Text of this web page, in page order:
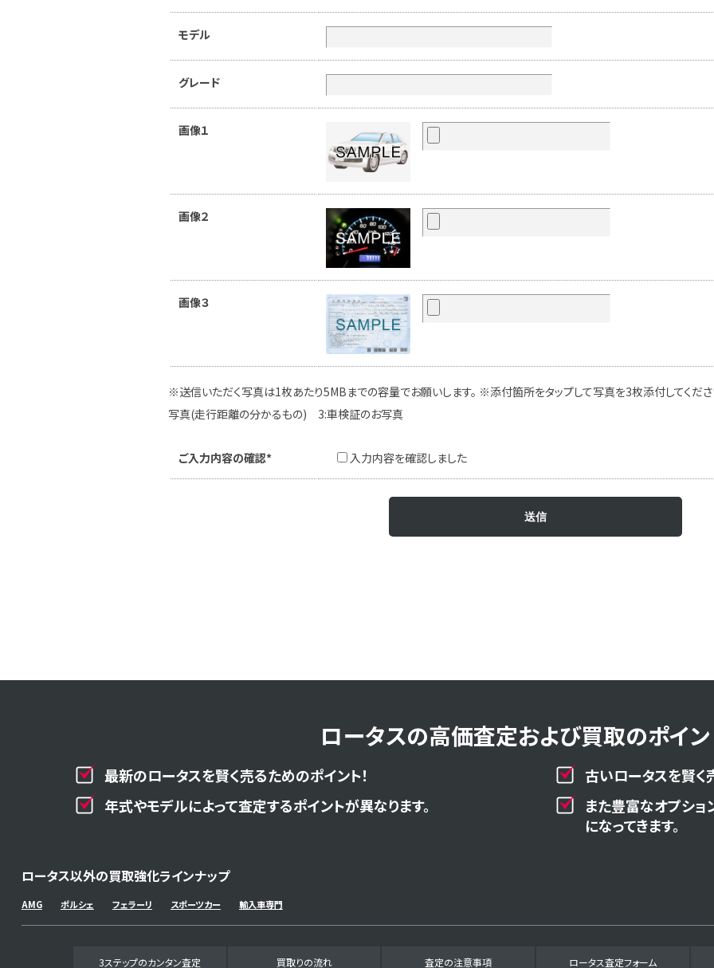
モデル
グレード
画像１
画像２
画像３
※送信いただく写真は1枚あたり5MBまでの容量でお願いします。 ※添付箇所をタップして写真を3枚添付してくだ
写真(走行距離の分かるもの) 3:車検証のお写真
ご入力内容の確認* 入力内容を確認しました
ロータスの高価査定および買取のポイン
最新のロータスを賢く売るためのポイント！
古いロータスを賢く
年式やモデルによって査定するポイントが異なります。
また豊富なオプシ
になってきます。
ロータス以外の買取強化ラインナップ
AMG ポルシェ フェラーリ スポーツカー 輸入車専門
3ステップのカンタン査定 買取りの流れ 査定の注意事項 ロータス査定フォーム